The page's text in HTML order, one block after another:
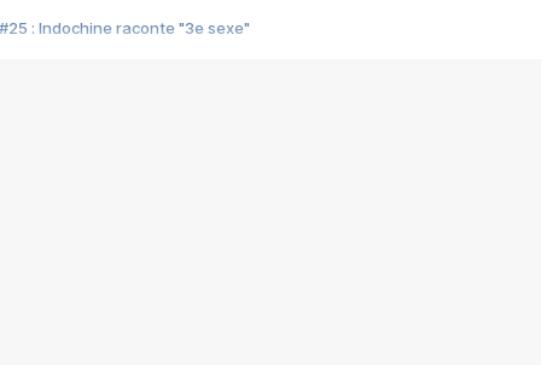
#25 : Indochine raconte "3e sexe"